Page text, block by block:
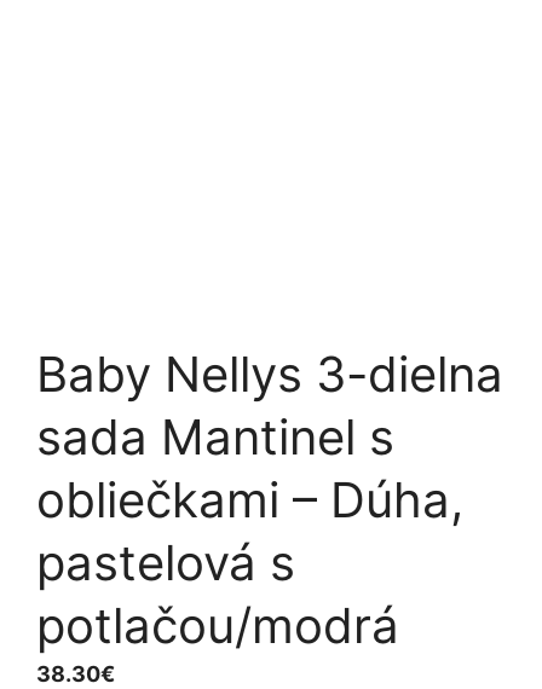
Baby Nellys 3-dielna
sada Mantinel s
obliečkami – Dúha,
pastelová s
potlačou/modrá
38.30€